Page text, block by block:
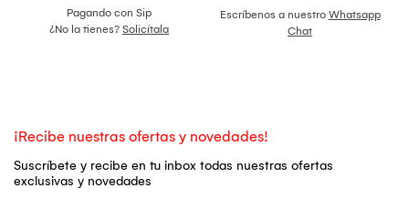
Pagando con Sip
¿No la tienes? Solicítala
Escríbenos a nuestro Whatsapp
Chat
¡Recibe nuestras ofertas y novedades!
Suscríbete y recibe en tu inbox todas nuestras ofertas
exclusivas y novedades